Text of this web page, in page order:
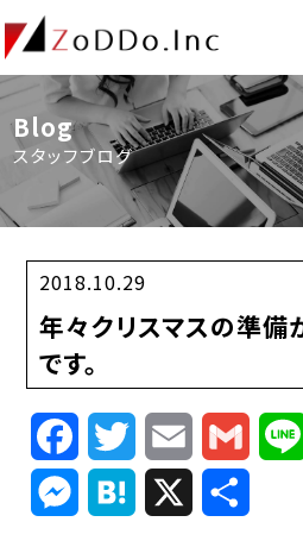
Blog
スタッフブログ
2018.10.29
年々クリスマスの準備
です。
FacebookTwitterEmail Gmail
Messenger
Hatena